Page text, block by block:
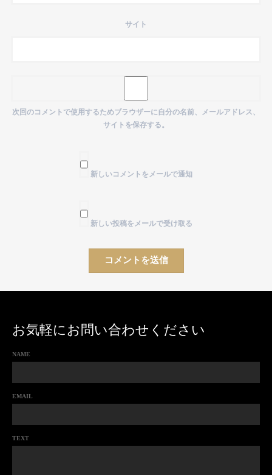
サイト
次回のコメントで使用するためブラウザーに自分の名前、メールアドレス、
サイトを保存する。
新しいコメントをメールで通知
新しい投稿をメールで受け取る
お気軽にお問い合わせください
NAME
EMAIL
TEXT